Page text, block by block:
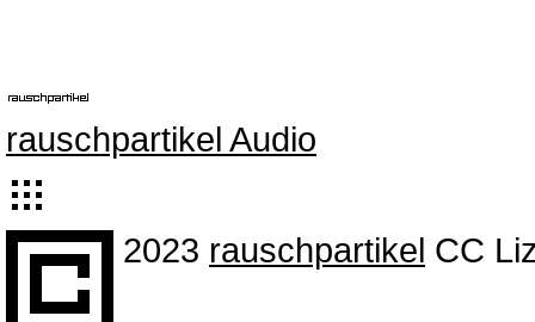
rauschpartikel Audio
2023 rauschpartikel CC